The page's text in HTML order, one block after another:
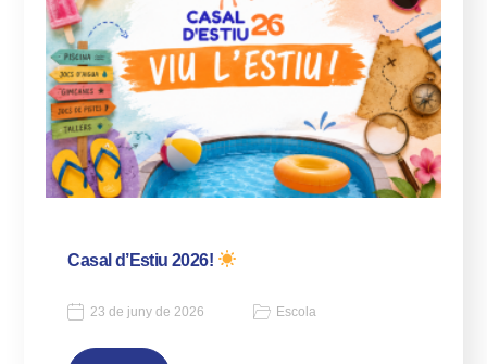
Casal d’Estiu 2026!
23 de juny de 2026 Escola